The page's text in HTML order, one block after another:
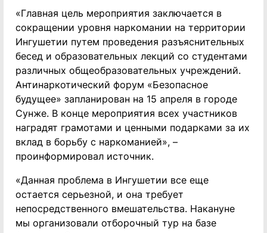
«Главная цель мероприятия заключается в
сокращении уровня наркомании на территории
Ингушетии путем проведения разъяснительных
бесед и образовательных лекций со студентами
различных общеобразовательных учреждений.
Антинаркотический форум «Безопасное
будущее» запланирован на 15 апреля в городе
Сунже. В конце мероприятия всех участников
наградят грамотами и ценными подарками за их
вклад в борьбу с наркоманией», –
проинформировал источник.
«Данная проблема в Ингушетии все еще
остается серьезной, и она требует
непосредственного вмешательства. Накануне
мы организовали отборочный тур на базе